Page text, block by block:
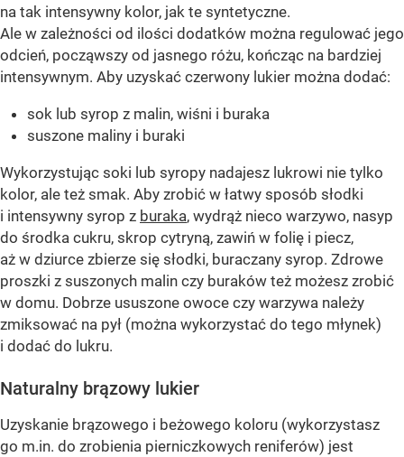
na tak intensywny kolor, jak te syntetyczne.
Ale w zależności od ilości dodatków można regulować jego
odcień, począwszy od jasnego różu, kończąc na bardziej
intensywnym. Aby uzyskać czerwony lukier można dodać:
sok lub syrop z malin, wiśni i buraka
suszone maliny i buraki
Wykorzystując soki lub syropy nadajesz lukrowi nie tylko
kolor, ale też smak. Aby zrobić w łatwy sposób słodki
i intensywny syrop z buraka, wydrąż nieco warzywo, nasyp
do środka cukru, skrop cytryną, zawiń w folię i piecz,
aż w dziurce zbierze się słodki, buraczany syrop. Zdrowe
proszki z suszonych malin czy buraków też możesz zrobić
w domu. Dobrze ususzone owoce czy warzywa należy
zmiksować na pył (można wykorzystać do tego młynek)
i dodać do lukru.
Naturalny brązowy lukier
Uzyskanie brązowego i beżowego koloru (wykorzystasz
go m.in. do zrobienia pierniczkowych reniferów) jest